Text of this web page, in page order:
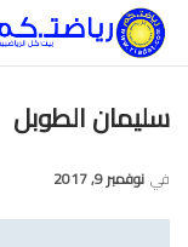
سليمان الطوبل
في نوفمبر 9, 2017